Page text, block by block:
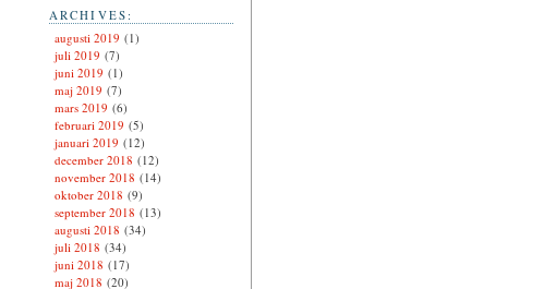
ARCHIVES:
augusti 2019 (1)
juli 2019 (7)
juni 2019 (1)
maj 2019 (7)
mars 2019 (6)
februari 2019 (5)
januari 2019 (12)
december 2018 (12)
november 2018 (14)
oktober 2018 (9)
september 2018 (13)
augusti 2018 (34)
juli 2018 (34)
juni 2018 (17)
maj 2018 (20)